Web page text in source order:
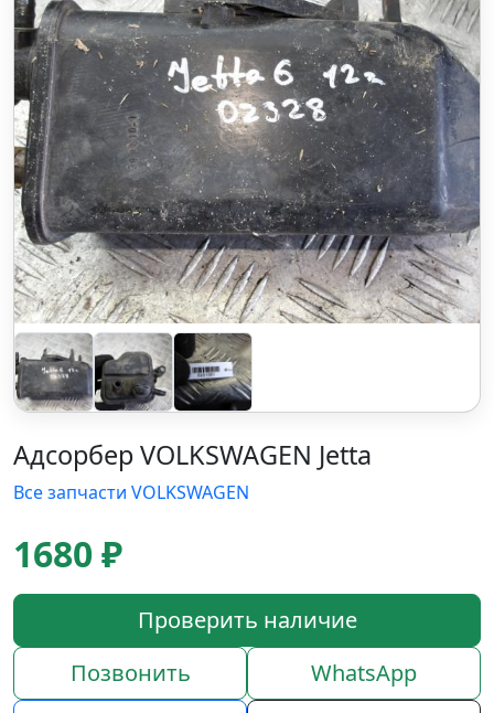
Адсорбер VOLKSWAGEN Jetta
Все запчасти VOLKSWAGEN
1680 ₽
Проверить наличие
Позвонить
WhatsApp